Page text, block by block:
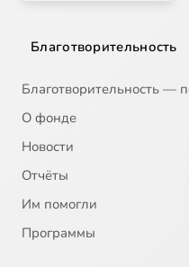
Благотворительность
Благотворительность —
О фонде
Новости
Отчёты
Им помогли
Программы